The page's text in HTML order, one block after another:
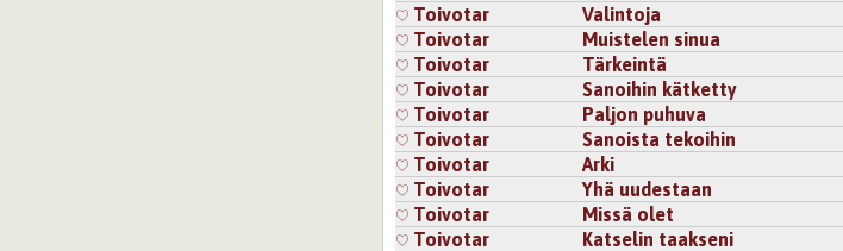
Toivotar
Valintoja
Toivotar
Muistelen sinua
Toivotar
Tärkeintä
Toivotar
Sanoihin kätketty
Toivotar
Paljon puhuva
Toivotar
Sanoista tekoihin
Toivotar
Arki
Toivotar
Yhä uudestaan
Toivotar
Missä olet
Toivotar
Katselin taakseni